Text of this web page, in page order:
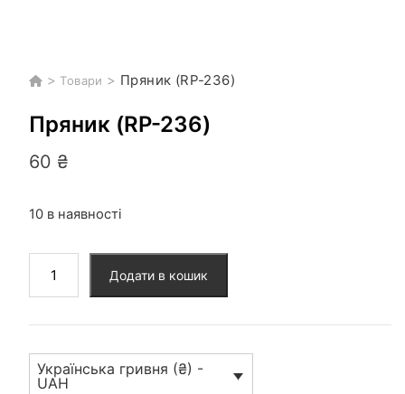
> Товари > Пряник (RP-236)
Пряник (RP-236)
60 ₴
10 в наявності
(RP-
кількість
Додати в кошик
Українська гривня (₴) -
UAH